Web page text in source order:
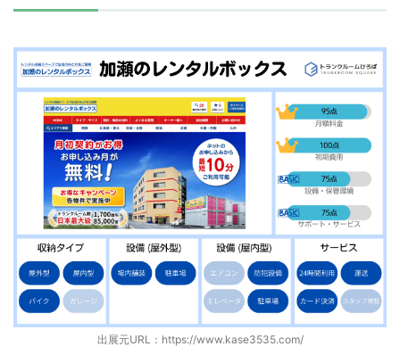
出展元URL： https://www.kase3535.com/